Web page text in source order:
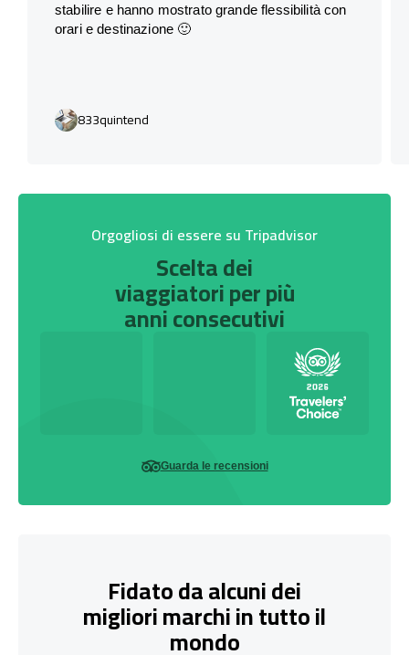
stabilire e hanno mostrato grande flessibilità con
orari e destinazione 🙂
833quintend
Orgogliosi di essere su Tripadvisor
Scelta dei
viaggiatori per più
anni consecutivi
Guarda le recensioni
Fidato da alcuni dei
migliori marchi in tutto il
mondo